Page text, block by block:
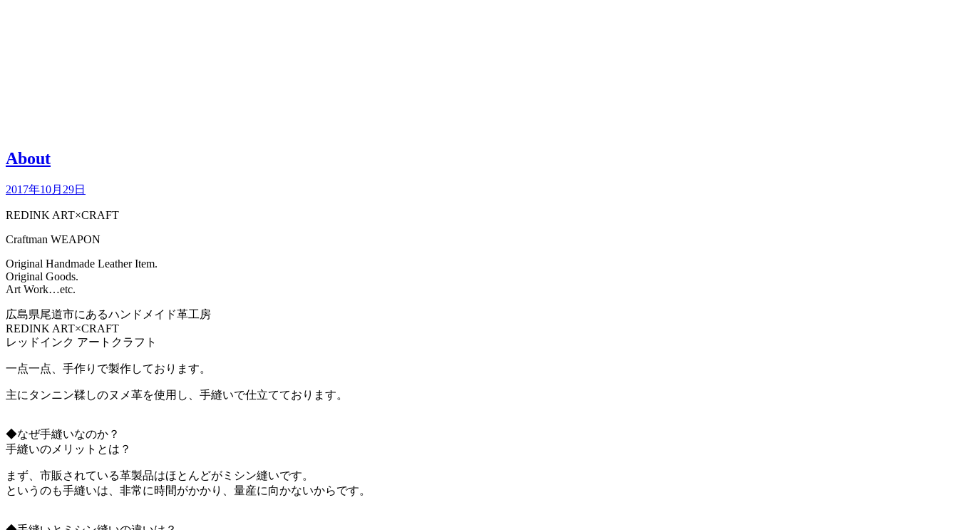
REDINK ART×CRAFT
尾道ハンドクラフトレザー工房
About
2017年10月29日
REDINK ART×CRAFT
Craftman WEAPON
Original Handmade Leather Item.
Original Goods.
Art Work…etc.
広島県尾道市にあるハンドメイド革工房
REDINK ART×CRAFT
レッドインク アートクラフト
一点一点、手作りで製作しております。
主にタンニン鞣しのヌメ革を使用し、手縫いで仕立てております。
◆なぜ手縫いなのか？
手縫いのメリットとは？
まず、市販されている革製品はほとんどがミシン縫いです。
というのも手縫いは、非常に時間がかかり、量産に向かないからです。